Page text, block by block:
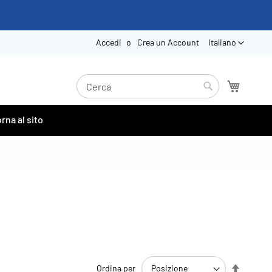
Lingua
Italiano
Accedi Crea un Account
Search Search
al sito
Ordina per